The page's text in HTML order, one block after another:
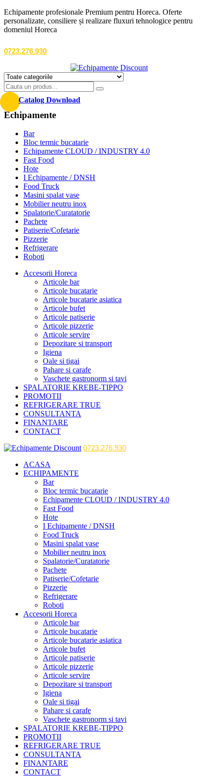
Echipamente profesionale Premium pentru Horeca. Oferte
personalizate, consiliere și realizare fluxuri tehnologice pentru
domeniul Horeca
0723.276.930
Catalog Download
Echipamente
Bar
Bloc termic bucatarie
Echipamente CLOUD / INDUSTRY 4.0
Fast Food
Hote
I Echipamente / DNSH
Food Truck
Masini spalat vase
Mobilier neutru inox
Spalatorie/Curatatorie
Pachete
Patiserie/Cofetarie
Pizzerie
Refrigerare
Roboti
Accesorii Horeca
Articole bar
Articole bucatarie
Articole bucatarie asiatica
Articole bufet
Articole patiserie
Articole pizzerie
Articole servire
Depozitare si transport
Igiena
Oale si tigai
Pahare si carafe
Vaschete gastronorm si tavi
SPALATORIE KREBE-TIPPO
PROMOTII
REFRIGERARE TRUE
CONSULTANTA
FINANTARE
CONTACT
0723.276.930
ACASA
ECHIPAMENTE
Bar
Bloc termic bucatarie
Echipamente CLOUD / INDUSTRY 4.0
Fast Food
Hote
I Echipamente / DNSH
Food Truck
Masini spalat vase
Mobilier neutru inox
Spalatorie/Curatatorie
Pachete
Patiserie/Cofetarie
Pizzerie
Refrigerare
Roboti
Accesorii Horeca
Articole bar
Articole bucatarie
Articole bucatarie asiatica
Articole bufet
Articole patiserie
Articole pizzerie
Articole servire
Depozitare si transport
Igiena
Oale si tigai
Pahare si carafe
Vaschete gastronorm si tavi
SPALATORIE KREBE-TIPPO
PROMOTII
REFRIGERARE TRUE
CONSULTANTA
FINANTARE
CONTACT